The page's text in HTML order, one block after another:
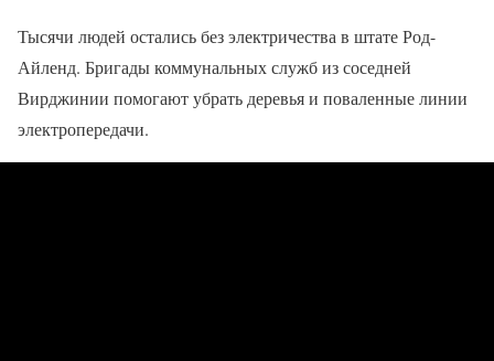
Тысячи людей остались без электричества в штате Род-
Айленд. Бригады коммунальных служб из соседней
Вирджинии помогают убрать деревья и поваленные линии
электропередачи.